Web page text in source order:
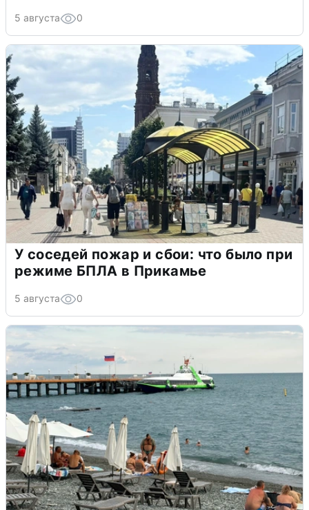
5 августа 0
У соседей пожар и сбои: что было при
режиме БПЛА в Прикамье
5 августа 0